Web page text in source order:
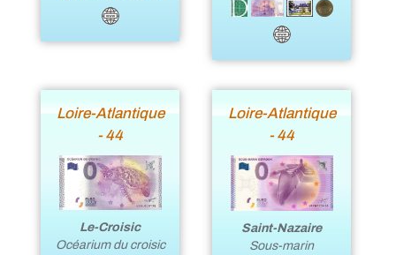
Loire-Atlantique
- 44
Le-Croisic
Océarium du croisic
Loire-Atlantique
- 44
Saint-Nazaire
Sous-marin